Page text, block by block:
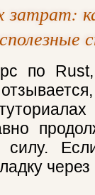
затрат:
по
силу.